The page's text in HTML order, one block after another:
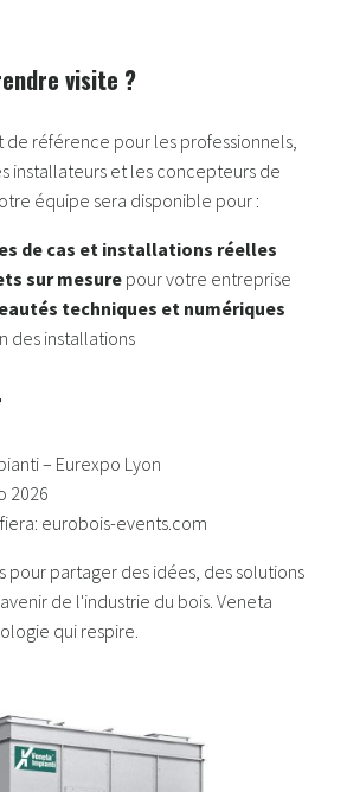
visite ?
de référence pour les professionnels,
installateurs et les concepteurs de
équipe sera disponible pour :
de cas et installations réelles
sur mesure pour votre entreprise
techniques et numériques
des installations
– Eurexpo Lyon
2026
fiera: eurobois-events.com
pour partager des idées, des solutions
de l'industrie du bois. Veneta
qui respire.